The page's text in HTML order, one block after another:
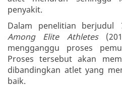
penyakit.
Dalam penelitian berjudul
Among Elite Athletes
mengganggu proses
Proses tersebut akan
dibandingkan atlet yang
baik.